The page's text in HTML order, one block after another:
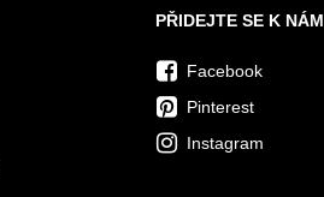
PŘIDEJTE SE K NÁM
Facebook
Pinterest
Instagram